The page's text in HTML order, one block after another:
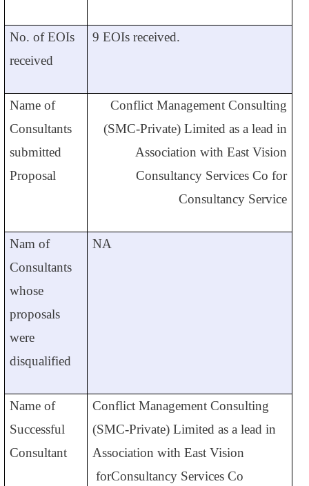
9 EOIs received.
No. of EOIs
received
Conflict Management Consulting
(SMC-Private) Limited as a lead in
Association with East Vision
Consultancy Services Co for
Consultancy Service
Name of
Consultants
submitted
Proposal
NA
Nam of
Consultants
whose
proposals
were
disqualified
Conflict Management Consulting
(SMC-Private) Limited as a lead in
Association with East Vision
Consultancy Services Co
for
Name of
Successful
Consultant